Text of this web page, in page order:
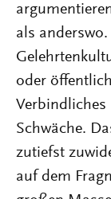
als
oder
Schwäche.
zutiefst
auf dem